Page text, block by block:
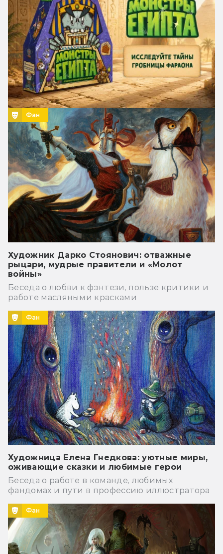
Фан
Художник Дарко Стоянович: отважные
рыцари, мудрые правители и «Молот
войны»
Беседа о любви к фэнтези, пользе критики и
работе масляными красками
Фан
Художница Елена Гнедкова: уютные миры,
оживающие сказки и любимые герои
Беседа о работе в команде, любимых
фандомах и пути в профессию иллюстратора
Фан